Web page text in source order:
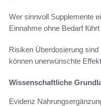
Wer sinnvoll Supplemente
Einnahme ohne Bedarf
Risiken Überdosierung
können unerwünschte
Wissenschaftliche
Evidenz